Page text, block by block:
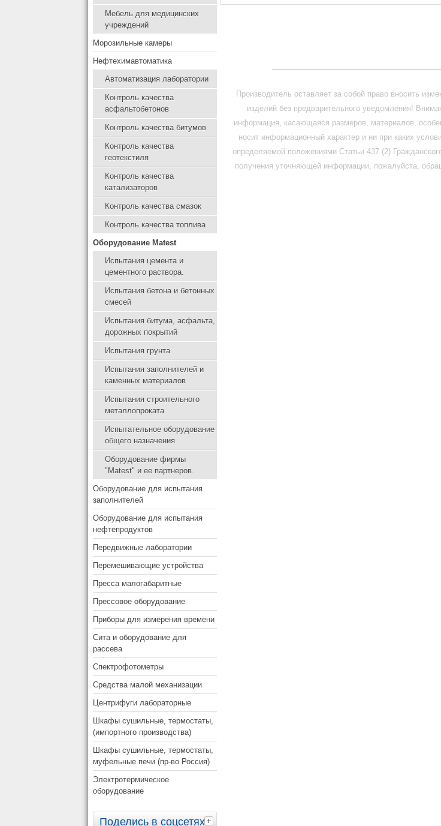
Мебель для медицинских
учреждений
Морозильные камеры
Нефтехимавтоматика
Автоматизация лаборатории
Контроль качества
асфальтобетонов
Контроль качества битумов
Контроль качества
геотекстиля
Контроль качества
катализаторов
Контроль качества смазок
Контроль качества топлива
Оборудование Matest
Испытания цемента и
цементного раствора.
Испытания бетона и бетонных
смесей
Испытания битума, асфальта,
дорожных покрытий
Испытания грунта
Испытания заполнителей и
каменных материалов
Испытания строительного
металлопроката
Испытательное оборудование
общего назначения
Оборудование фирмы
"Matest" и ее партнеров.
Оборудование для испытания
заполнителей
Оборудование для испытания
нефтепродуктов
Передвижные лаборатории
Перемешивающие устройства
Пресса малогабаритные
Прессовое оборудование
Приборы для измерения времени
Сита и оборудование для
рассева
Спектрофотометры
Средства малой механизации
Центрифуги лабораторные
Шкафы сушильные, термостаты,
(импортного производства)
Шкафы сушильные, термостаты,
муфельные печи (пр-во Россия)
Электротермическое
оборудование
Поделись в соцсетях
Производитель оставляет за собой право вносить
изделий без предварительного уведомления!
информация, касающаяся размеров, материалов,
носит информационный характер и ни при каких
определяемой положениями Статьи 437 (2)
получения уточняющей информации, пожалуйста,